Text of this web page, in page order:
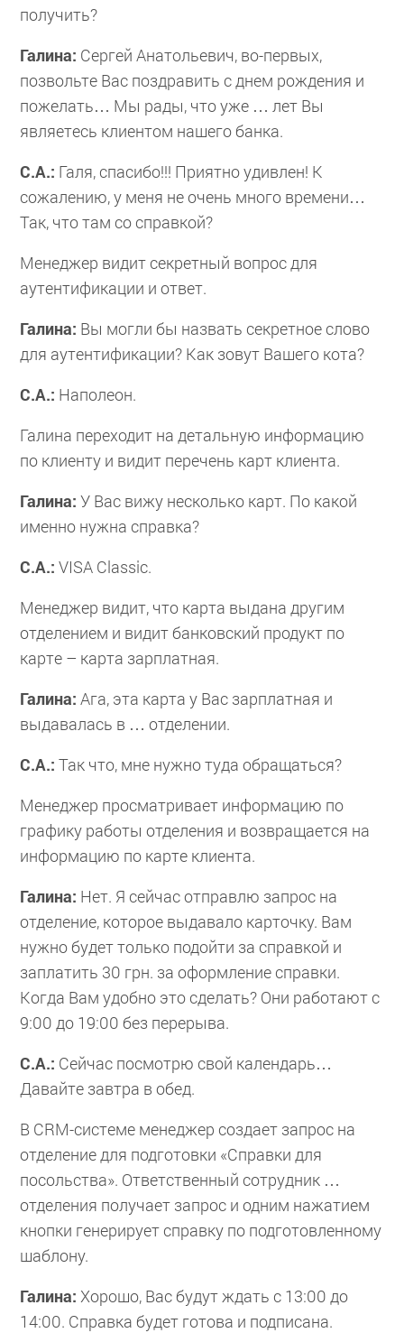
получить?
Галина: Сергей Анатольевич, во-первых,
позвольте Вас поздравить с днем рождения и
пожелать… Мы рады, что уже … лет Вы
являетесь клиентом нашего банка.
С.А.: Галя, спасибо!!! Приятно удивлен! К
сожалению, у меня не очень много времени…
Так, что там со справкой?
Менеджер видит секретный вопрос для
аутентификации и ответ.
Галина: Вы могли бы назвать секретное слово
для аутентификации? Как зовут Вашего кота?
С.А.: Наполеон.
Галина переходит на детальную информацию
по клиенту и видит перечень карт клиента.
Галина: У Вас вижу несколько карт. По какой
именно нужна справка?
С.А.: VISA Classic.
Менеджер видит, что карта выдана другим
отделением и видит банковский продукт по
карте – карта зарплатная.
Галина: Ага, эта карта у Вас зарплатная и
выдавалась в … отделении.
С.А.: Так что, мне нужно туда обращаться?
Менеджер просматривает информацию по
графику работы отделения и возвращается на
информацию по карте клиента.
Галина: Нет. Я сейчас отправлю запрос на
отделение, которое выдавало карточку. Вам
нужно будет только подойти за справкой и
заплатить 30 грн. за оформление справки.
Когда Вам удобно это сделать? Они работают с
9:00 до 19:00 без перерыва.
С.А.: Сейчас посмотрю свой календарь…
Давайте завтра в обед.
В CRM-системе менеджер создает запрос на
отделение для подготовки «Справки для
посольства». Ответственный сотрудник …
отделения получает запрос и одним нажатием
кнопки генерирует справку по подготовленному
шаблону.
Галина: Хорошо, Вас будут ждать с 13:00 до
14:00. Справка будет готова и подписана.